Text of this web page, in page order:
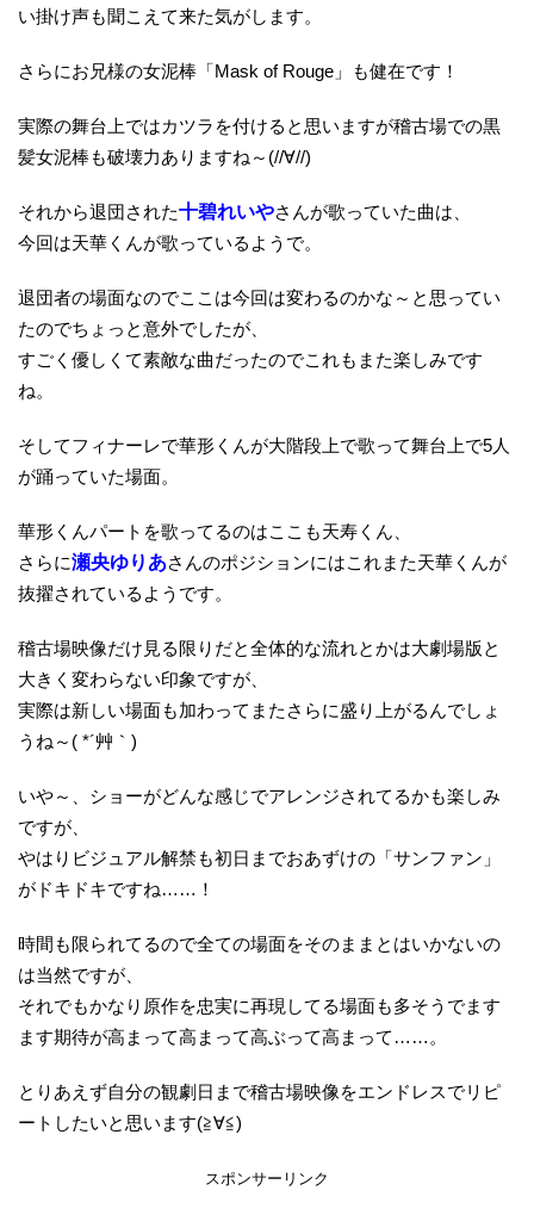
い掛け声も聞こえて来た気がします。
さらにお兄様の女泥棒「Mask of Rouge」も健在です！
実際の舞台上ではカツラを付けると思いますが稽古場での黒
髪女泥棒も破壊力ありますね～(//∀//)
それから退団された十碧れいやさんが歌っていた曲は、
今回は天華くんが歌っているようで。
退団者の場面なのでここは今回は変わるのかな～と思ってい
たのでちょっと意外でしたが、
すごく優しくて素敵な曲だったのでこれもまた楽しみです
ね。
そしてフィナーレで華形くんが大階段上で歌って舞台上で5人
が踊っていた場面。
華形くんパートを歌ってるのはここも天寿くん、
さらに瀬央ゆりあさんのポジションにはこれまた天華くんが
抜擢されているようです。
稽古場映像だけ見る限りだと全体的な流れとかは大劇場版と
大きく変わらない印象ですが、
実際は新しい場面も加わってまたさらに盛り上がるんでしょ
うね～( *´艸｀)
いや～、ショーがどんな感じでアレンジされてるかも楽しみ
ですが、
やはりビジュアル解禁も初日までおあずけの「サンファン」
がドキドキですね……！
時間も限られてるので全ての場面をそのままとはいかないの
は当然ですが、
それでもかなり原作を忠実に再現してる場面も多そうでます
ます期待が高まって高まって高ぶって高まって……。
とりあえず自分の観劇日まで稽古場映像をエンドレスでリピ
ートしたいと思います(≧∀≦)
スポンサーリンク